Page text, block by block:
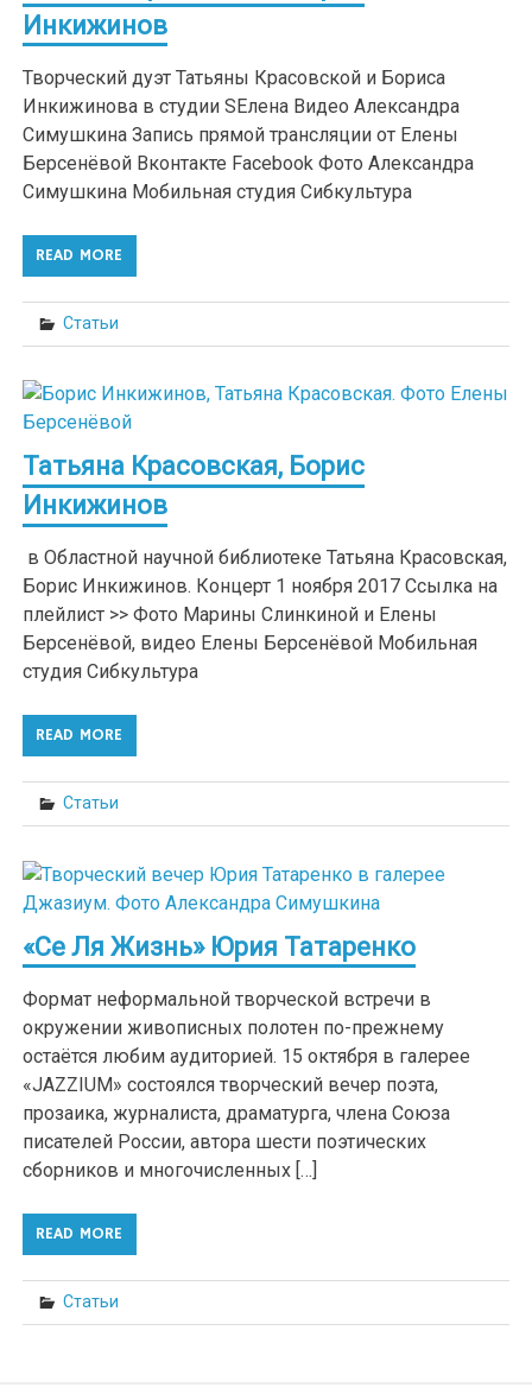
Инкижинов
Творческий дуэт Татьяны Красовской и Бориса
Инкижинова в студии SEлена Видео Александра
Симушкина Запись прямой трансляции от Елены
Берсенёвой Вконтакте Facebook Фото Александра
Симушкина Мобильная студия Сибкультура
READ MORE
Статьи
Татьяна Красовская, Борис
Инкижинов
в Областной научной библиотеке Татьяна Красовская,
Борис Инкижинов. Концерт 1 ноября 2017 Ссылка на
плейлист >> Фото Марины Слинкиной и Елены
Берсенёвой, видео Елены Берсенёвой Мобильная
студия Сибкультура
READ MORE
Статьи
«Се Ля Жизнь» Юрия Татаренко
Формат неформальной творческой встречи в
окружении живописных полотен по-прежнему
остаётся любим аудиторией. 15 октября в галерее
«JAZZIUM» состоялся творческий вечер поэта,
прозаика, журналиста, драматурга, члена Союза
писателей России, автора шести поэтических
сборников и многочисленных […]
READ MORE
Статьи